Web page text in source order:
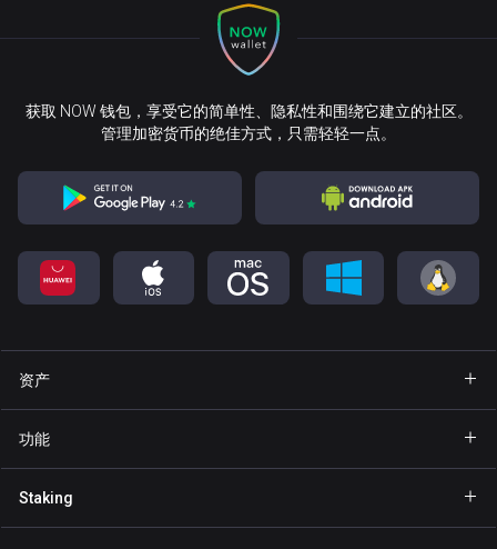
获取 NOW 钱包，享受它的简单性、隐私性和围绕它建立的社区。
管理加密货币的绝佳方式，只需轻轻一点。
资产
钱包 Binance Coin
功能
Staking